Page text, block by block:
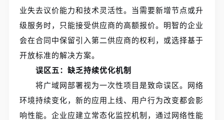
业失去议价能力和技术灵活性。当需要新增节点或升
级服务时，只能接受供应商的高额报价。明智的企业
会在合同中保留引入第二供应商的权利，或选择基于
开放标准的解决方案。
误区五：缺乏持续优化机制
将广域网部署视为一次性项目是致命误区。网络
环境持续变化，新的应用上线、用户行为改变都会影
响性能。企业应建立常态化监控机制，通过网络性能